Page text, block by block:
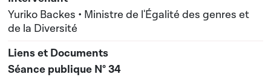
Yuriko Backes • Ministre de l'Égalité des genres et
de la Diversité
Séance publique N° 34